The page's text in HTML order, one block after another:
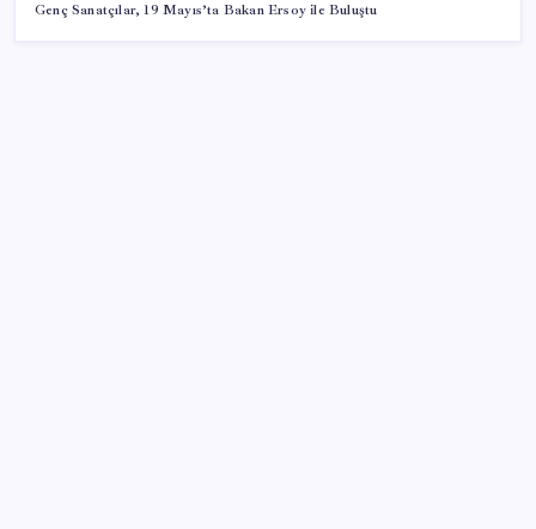
Genç Sanatçılar, 19 Mayıs’ta Bakan Ersoy ile Buluştu